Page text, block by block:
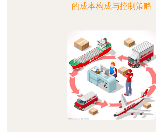
的成本构成与控制策略